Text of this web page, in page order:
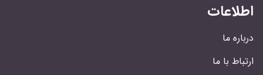
اطلاعات
درباره ما
ارتباط با ما